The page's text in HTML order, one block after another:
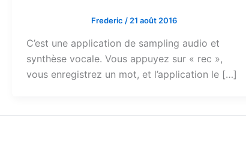
Frederic/21 août 2016
C’est une application de sampling audio et
synthèse vocale. Vous appuyez sur « rec »,
vous enregistrez un mot, et l’application le […]